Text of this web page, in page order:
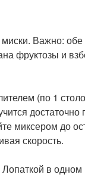
миски. Важно:
фруктозы и
(по 1
достаточно
миксером до
скорость.
в